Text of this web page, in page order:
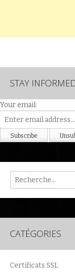
STAY
Your email:
Rech
CATÉGORIES
Certificats SSL